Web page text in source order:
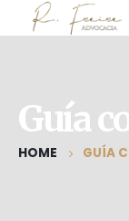
Guía
HOME GUÍA